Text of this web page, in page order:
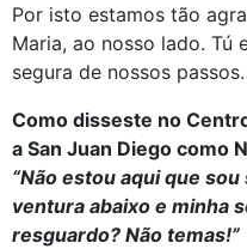
Por isto estamos tão
Maria, ao nosso lado. Tú
segura de nossos passos.
Como disseste no
a San Juan Diego como
“Não estou aqui que
ventura abaixo e minha
resguardo? Não temas!”